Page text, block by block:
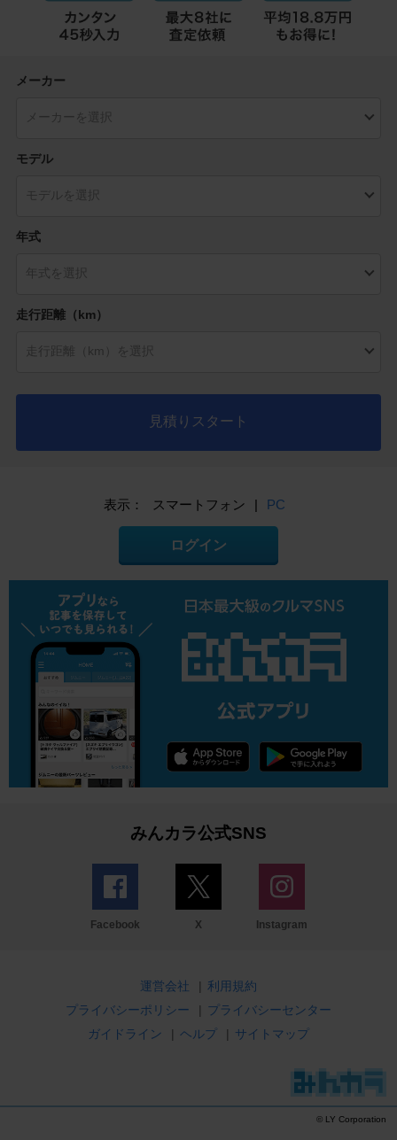
メーカー
モデル
年式
走行距離（km）
見積りスタート
表示： スマートフォン | PC
ログイン
みんカラ公式SNS
Facebook X Instagram
運営会社 | 利用規約
プライバシーポリシー
| プライバシーセンター
ガイドライン
| ヘルプ | サイトマップ
© LY Corporation